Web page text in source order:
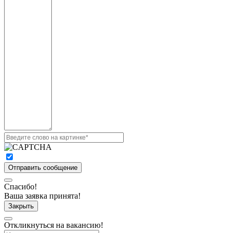
Спасибо!
Ваша заявка принята!
Закрыть
Откликнуться на вакансию!